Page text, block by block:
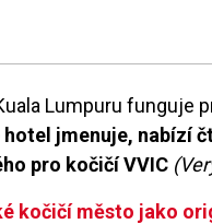
Lumpuru funguje
hotel jmenuje, nabízí
pro kočičí VVIC
kočičí město jako